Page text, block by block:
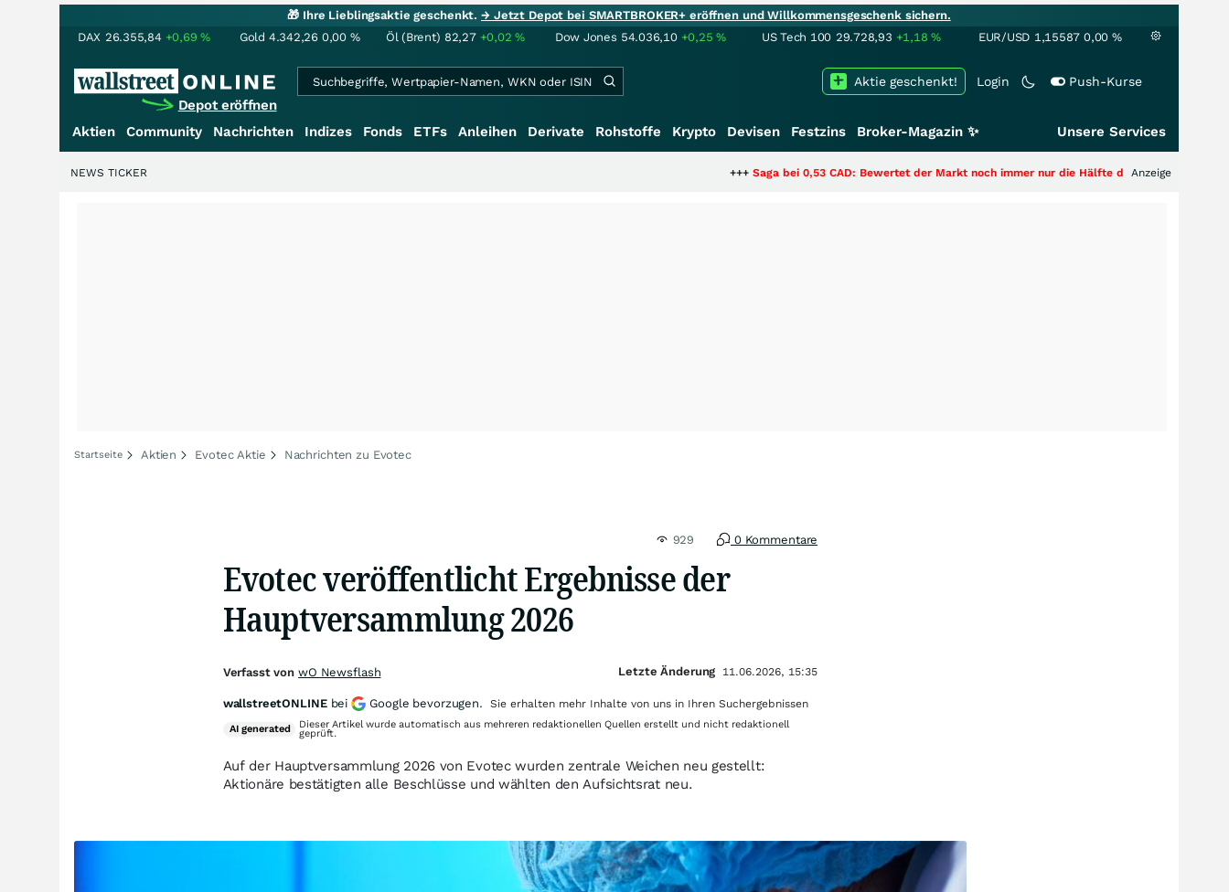
🎁 Ihre Lieblingsaktie geschenkt.→ Jetzt Depot bei SMARTBROKER+ eröffnen und Willkommensgeschenk sichern.
DAX 26.355,84 +0,69% Gold 4.342,26 0,00 % Öl (Brent) 82,27 +0,02% Dow Jones 54.036,10 +0,25% US Tech 100 29.728,93 +1,18% EUR/USD 1,15587 0,00 %
Depot eröffnen
Login Push-Kurse
Aktie geschenkt!
Aktien Community Nachrichten Indizes Fonds ETFs Anleihen Derivate Rohstoffe Krypto Devisen Festzins Broker-Magazin ✨ Unsere Services
Saga bei 0,53 CAD: Bewertet der Markt noch immer nur die Hälfte der Story? +++ Anzeige
NEWS TICKER
Startseite Aktien Evotec Aktie Nachrichten zu Evotec
929 0 Kommentare
Evotec veröffentlicht Ergebnisse der
Hauptversammlung 2026
Auf der Hauptversammlung 2026 von Evotec wurden zentrale Weichen neu gestellt:
Aktionäre bestätigten alle Beschlüsse und wählten den Aufsichtsrat neu.
Verfasst von wO Newsflash Letzte Änderung 11.06.2026, 15:35
wallstreetONLINE bei Google bevorzugen. Sie erhalten mehr Inhalte von uns in Ihren Suchergebnissen
AIgenerated Dieser Artikel wurde automatisch aus mehreren redaktionellen Quellen erstellt und nicht redaktionell
geprüft.